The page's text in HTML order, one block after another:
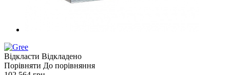
Відкласти Відкладено
Порівняти До порівняння